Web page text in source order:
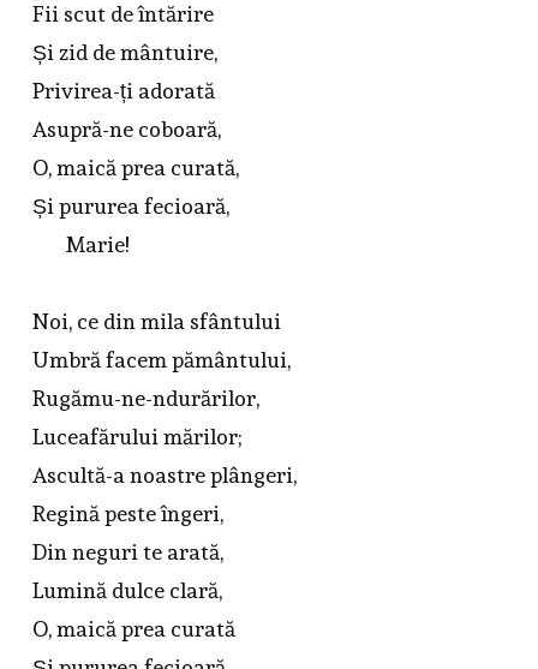
Fii scut de întărire
Și zid de mântuire,
Privirea-ți adorată
Asupră-ne coboară,
O, maică prea curată,
Și pururea fecioară,
Marie!
Noi, ce din mila sfântului
Umbră facem pământului,
Rugămu-ne-ndurărilor,
Luceafărului mărilor;
Ascultă-a noastre plângeri,
Regină peste îngeri,
Din neguri te arată,
Lumină dulce clară,
O, maică prea curată